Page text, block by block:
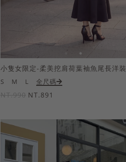
小隻女限定-柔美挖肩荷葉袖魚尾長洋裝
S M L 全尺碼
NT.990 NT.891